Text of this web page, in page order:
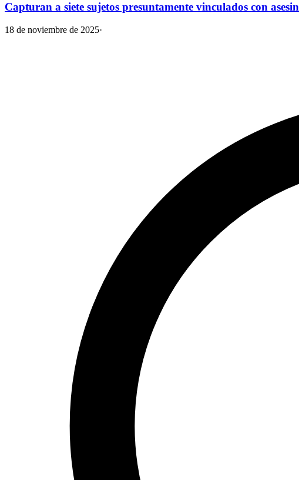
Capturan a siete sujetos presuntamente vinculados con
18 de noviembre de 2025·